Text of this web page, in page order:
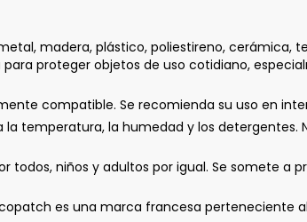
metal, madera, plástico, poliestireno, cerámica,
proteger objetos de uso cotidiano,
compatible. Se recomienda su uso en
la temperatura, la humedad y los detergentes.
todos, niños y adultos por igual. Se somete a
es una marca francesa perteneciente